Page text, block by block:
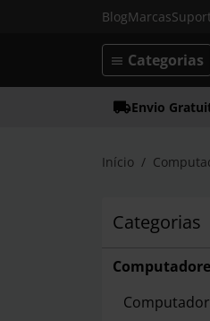
BlogMarcas
Categorias
Envio
Início
Categorias